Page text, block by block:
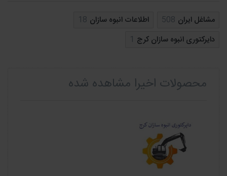
مشاغل ایران 508 اطلاعات انبوه سازان 18
دایرکتوری انبوه سازان کرج 1
محصولات اخیرا مشاهده شده